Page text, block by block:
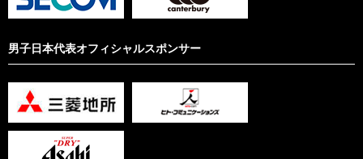
男子日本代表オフィシャルスポンサー